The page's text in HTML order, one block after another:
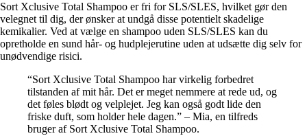
Sort Xclusive Total Shampoo er fri for SLS/SLES, hvilket gør den
velegnet til dig, der ønsker at undgå disse potentielt skadelige
kemikalier. Ved at vælge en shampoo uden SLS/SLES kan du
opretholde en sund hår- og hudplejerutine uden at udsætte dig selv for
unødvendige risici.
“Sort Xclusive Total Shampoo har virkelig forbedret
tilstanden af mit hår. Det er meget nemmere at rede ud, og
det føles blødt og velplejet. Jeg kan også godt lide den
friske duft, som holder hele dagen.” – Mia, en tilfreds
bruger af Sort Xclusive Total Shampoo.